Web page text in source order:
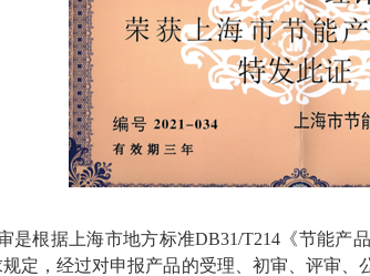
是根据上海市地方标准DB31/T214《节能产
定，经过对申报产品的受理、初审、评审